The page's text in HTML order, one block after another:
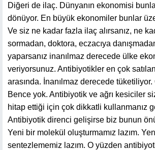
Diğeri de ilaç. Dünyanın ekonomisi
dönüyor. En büyük ekonomiler bunlar
Ve siz ne kadar fazla ilaç alırsanız, ne
sormadan, doktora, eczacıya
yaparsanız inanılmaz derecede ülke
veriyorsunuz. Antibiyotikler en çok
arasında. İnanılmaz derecede tüketiliyor.
Bence yok. Antibiyotik ve ağrı kesiciler
hitap ettiği için çok dikkatli kullanmanız
Antibiyotik direnci gelişirse biz bunun
Yeni bir molekül oluşturmamız lazım.
sentezlememiz lazım. O yüzden